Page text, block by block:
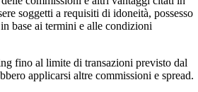
soggetti a requisiti di idoneità, possesso
base ai termini e alle condizioni
fino al limite di transazioni previsto dal
applicarsi altre commissioni e spread.